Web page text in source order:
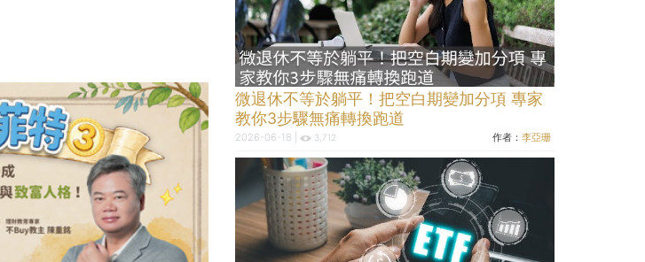
微退休不等於躺平！把空白期變加分項 專家
教你3步驟無痛轉換跑道
2026-06-18 | 3,712 作者：李亞珊